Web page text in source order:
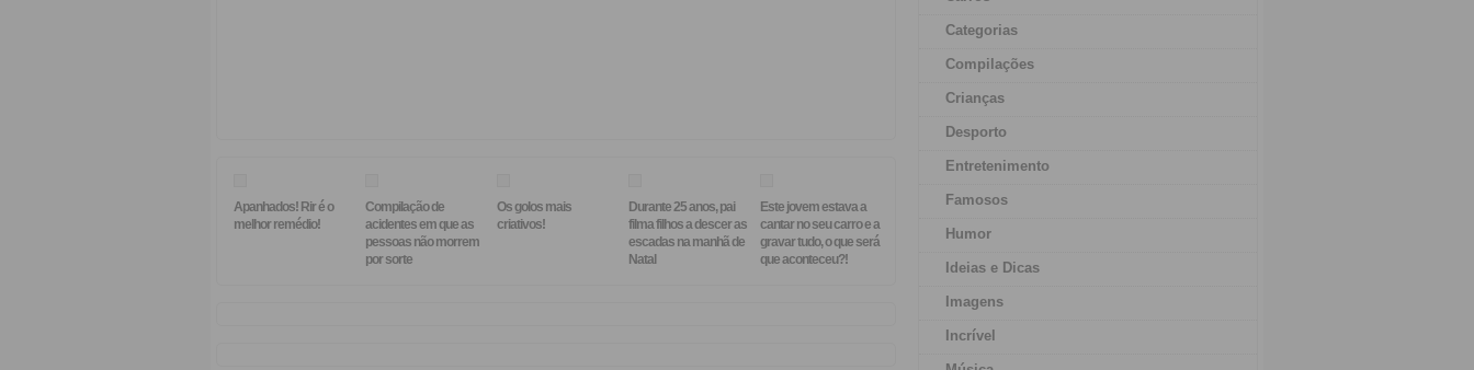
Apanhados! Rir é o
melhor remédio!
Compilação de
acidentes em que as
pessoas não morrem
por sorte
Os golos mais
criativos!
Durante 25 anos, pai
filma filhos a descer as
escadas na manhã de
Natal
Este jovem estava a
cantar no seu carro e a
gravar tudo, o que será
que aconteceu?!
Categorias
Compilações
Crianças
Desporto
Entretenimento
Famosos
Humor
Ideias e Dicas
Imagens
Incrível